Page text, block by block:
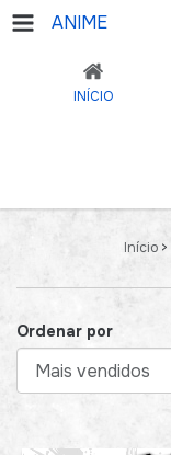
ANIME
INÍCIO
Início >
Ordenar por